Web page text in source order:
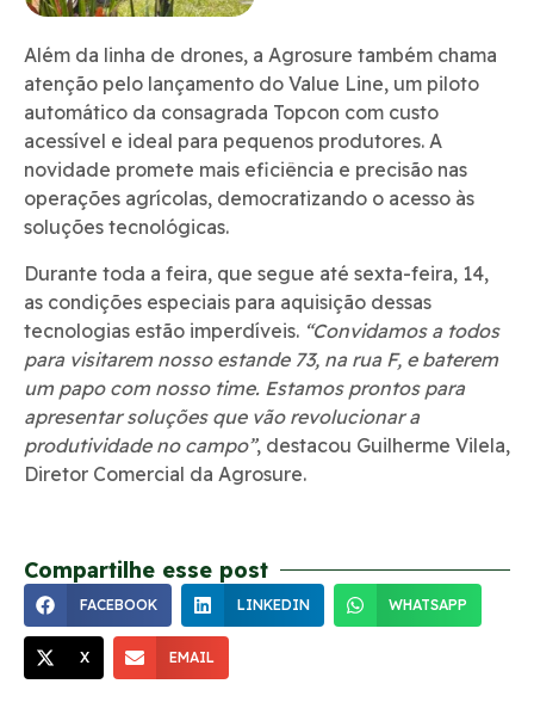
Além da linha de drones, a Agrosure também chama
atenção pelo lançamento do Value Line, um piloto
automático da consagrada Topcon com custo
acessível e ideal para pequenos produtores. A
novidade promete mais eficiência e precisão nas
operações agrícolas, democratizando o acesso às
soluções tecnológicas.
Durante toda a feira, que segue até sexta-feira, 14,
as condições especiais para aquisição dessas
tecnologias estão imperdíveis. “Convidamos a todos
para visitarem nosso estande 73, na rua F, e baterem
um papo com nosso time. Estamos prontos para
apresentar soluções que vão revolucionar a
produtividade no campo”, destacou Guilherme Vilela,
Diretor Comercial da Agrosure.
Compartilhe esse post
FACEBOOK LINKEDIN WHATSAPP
X EMAIL